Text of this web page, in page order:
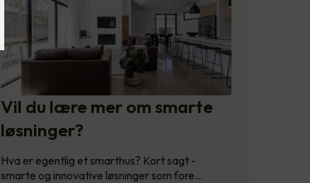
Vil du lære mer om smarte
løsninger?
Hva er egentlig et smarthus? Kort sagt -
smarte og innovative løsninger som fore…